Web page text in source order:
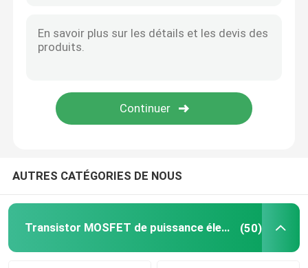
AUTRES CATÉGORIES DE NOUS
Transistor MOSFET de puissance élevée (50)